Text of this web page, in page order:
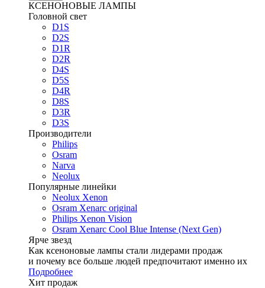
КСЕНОНОВЫЕ ЛАМПЫ
Головной свет
D1S
D2S
D1R
D2R
D4S
D5S
D4R
D8S
D3R
D3S
Производители
Philips
Osram
Narva
Neolux
Популярные линейки
Neolux Xenon
Osram Xenarc original
Philips Xenon Vision
Osram Xenarc Cool Blue Intense (Next Gen)
Ярче звезд
Как ксеноновые лампы стали лидерами продаж
и почему все больше людей предпочитают именно их
Подробнее
Хит продаж